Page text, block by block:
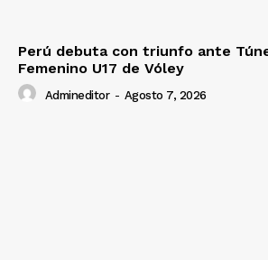
Perú debuta con triunfo ante
Femenino U17 de Vóley
Admineditor - Agosto 7, 2026